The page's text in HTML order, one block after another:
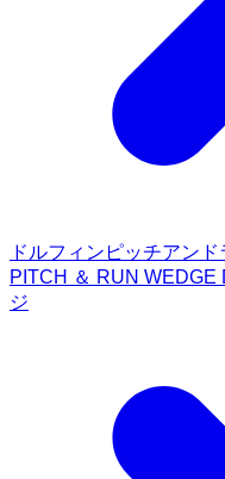
ドルフィンピッチアン
PITCH ＆ RUN WEDGE
ジ